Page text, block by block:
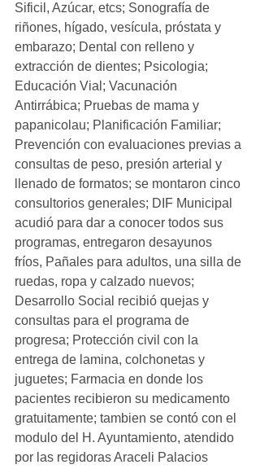
Sificil, Azúcar, etcs; Sonografía de
riñones, hígado, vesícula, próstata y
embarazo; Dental con relleno y
extracción de dientes; Psicologia;
Educación Vial; Vacunación
Antirrábica; Pruebas de mama y
papanicolau; Planificación Familiar;
Prevención con evaluaciones previas a
consultas de peso, presión arterial y
llenado de formatos; se montaron cinco
consultorios generales; DIF Municipal
acudió para dar a conocer todos sus
programas, entregaron desayunos
fríos, Pañales para adultos, una silla de
ruedas, ropa y calzado nuevos;
Desarrollo Social recibió quejas y
consultas para el programa de
progresa; Protección civil con la
entrega de lamina, colchonetas y
juguetes; Farmacia en donde los
pacientes recibieron su medicamento
gratuitamente; tambien se contó con el
modulo del H. Ayuntamiento, atendido
por las regidoras Araceli Palacios